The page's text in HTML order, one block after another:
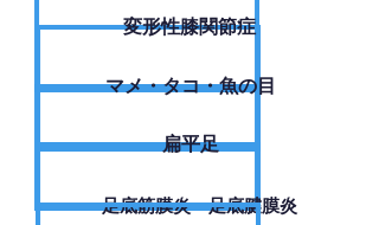
変形性膝関節症
​マメ・タコ・魚の目
扁平足
足底筋膜炎・足底腱膜炎